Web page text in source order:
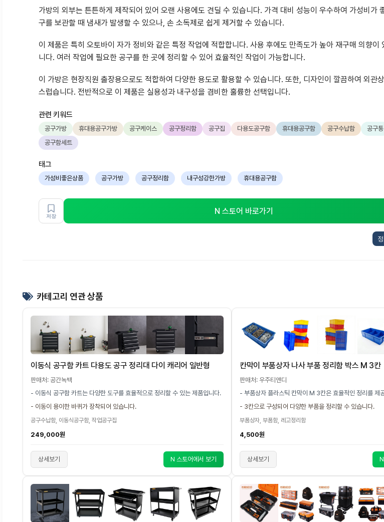
가방의 외부는 튼튼하게 제작되어 있어 오랜 사용에도 견딜 수 있습니다. 가격 대비 성능이 우수하여 가성비가
구를 보관할 때 냄새가 발생할 수 있으나, 손 소독제로 쉽게 제거할 수 있습니다.
이 제품은 특히 오토바이 자가 정비와 같은 특정 작업에 적합합니다. 사용 후에도 만족도가 높아 재구매 의향이
니다. 여러 작업에 필요한 공구를 한 곳에 정리할 수 있어 효율적인 작업이 가능합니다.
이 가방은 현장직원 출장용으로도 적합하여 다양한 용도로 활용할 수 있습니다. 또한, 디자인이 깔끔하여 외관
스럽습니다. 전반적으로 이 제품은 실용성과 내구성을 겸비한 훌륭한 선택입니다.
관련 키워드
공구가방 휴대용공구가방 공구케이스 공구정리함 공구집 다용도공구함 휴대용공구함 공구수납함
공구통
공구함세트
태그
가성비좋은상품 공구가방 공구정리함 내구성강한가방 휴대용공구함
저장
N 스토어 바로가기
카테고리 연관 상품
이동식 공구함 카트 다용도 공구 정리대 다이 캐리어 일반형
판매처: 공간녹백
- 이동식 공구함 카트는 다양한 도구를 효율적으로 정리할 수 있는 제품입니다.
- 이동이 용이한 바퀴가 장착되어 있습니다.
공구수납함, 이동식공구함, 작업공구집
249,000원
상세보기 N 스토어에서 보기
칸막이 부품상자 나사 부품 정리함 박스 M 3칸
판매처: 우주티앤디
- 부품상자 플라스틱 칸막이 M 3칸은 효율적인 정리를 제
- 3칸으로 구성되어 다양한 부품을 정리할 수 있습니다.
부품상자, 부품함, 레고정리함
4,500원
상세보기